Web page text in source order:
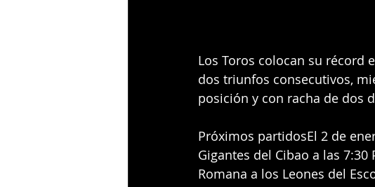
Los Toros colocan su récord
dos triunfos consecutivos,
posición y con racha de dos
Próximos partidosEl 2 de
Gigantes del Cibao a las
Romana a los Leones del